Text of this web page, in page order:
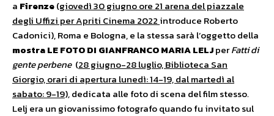
a Firenze(giovedì 30 giugno ore 21 arena del piazzale
degli Uffizi per Apriti Cinema 2022 introduce Roberto
Cadonici), Roma e Bologna, e la stessa sarà l’oggetto della
mostraLE FOTO DI GIANFRANCO MARIA LELJperFatti di
gente perbene (28 giugno-28 luglio, Biblioteca San
Giorgio, orari di apertura lunedì: 14-19, dal martedì al
sabato: 9-19),dedicata alle foto di scena del film stesso.
Lelj era un giovanissimo fotografo quando fu invitato sul